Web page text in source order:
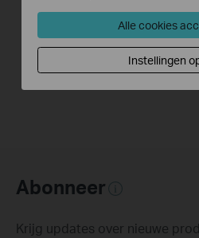
If you can’t access the internet using a cable modem and TP-Link router, follow this video step by step to solve your problem.
Abonneer
Krijg updates over nieuwe
Alle cookies
Instellingen